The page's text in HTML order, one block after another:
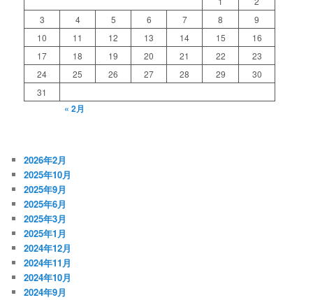
3
4 5 6 7 8
9
10
11 12 13 14 15
16
17
18 19 20 21 22
23
24
25 26 27 28 29
30
31
« 2月
2026年2月
2025年10月
2025年9月
2025年6月
2025年3月
2025年1月
2024年12月
2024年11月
2024年10月
2024年9月